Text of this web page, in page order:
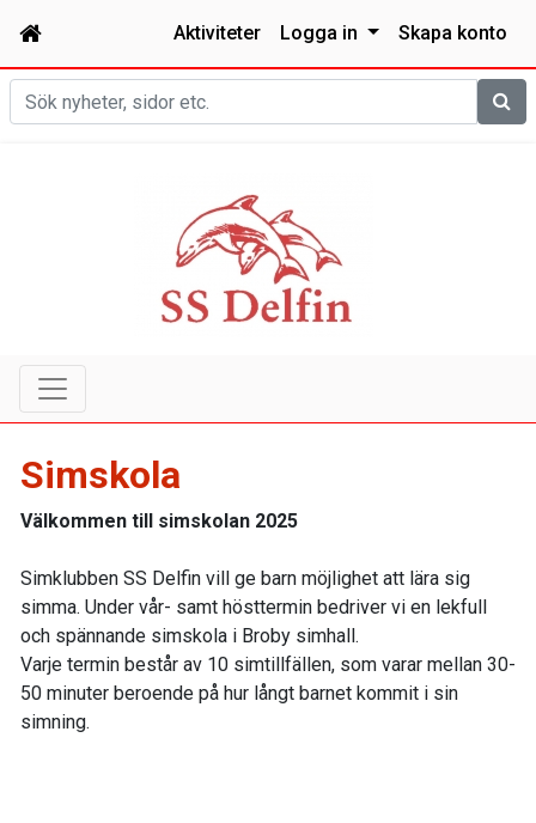
Aktiviteter Logga in Skapa konto
Sök
Simskola
Välkommen till simskolan 2025
Simklubben SS Delfin vill ge barn möjlighet att lära sig
simma. Under vår- samt hösttermin bedriver vi en lekfull
och spännande simskola i Broby simhall.
Varje termin består av 10 simtillfällen, som varar mellan 30-
50 minuter beroende på hur långt barnet kommit i sin
simning.